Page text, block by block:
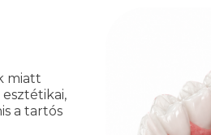
miatt
a tartós